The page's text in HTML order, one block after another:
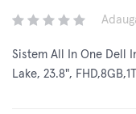
Sistem All In One Dell
Lake, 23.8",